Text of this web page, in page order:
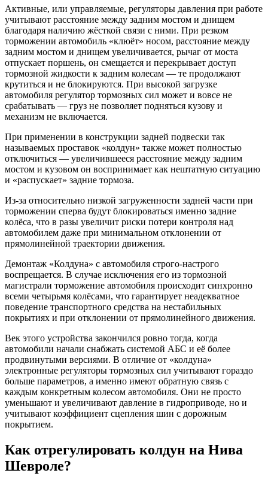
Активные, или управляемые, регуляторы давления при работе
учитывают расстояние между задним мостом и днищем
благодаря наличию жёсткой связи с ними. При резком
торможении автомобиль «клюёт» носом, расстояние между
задним мостом и днищем увеличивается, рычаг от моста
отпускает поршень, он смещается и перекрывает доступ
тормозной жидкости к задним колесам — те продолжают
крутиться и не блокируются. При высокой загрузке
автомобиля регулятор тормозных сил может и вовсе не
срабатывать — груз не позволяет подняться кузову и
механизм не включается.
При применении в конструкции задней подвески так
называемых проставок «колдун» также может полностью
отключиться — увеличившееся расстояние между задним
мостом и кузовом он воспринимает как нештатную ситуацию
и «распускает» задние тормоза.
Из-за относительно низкой загруженности задней части при
торможении сперва будут блокироваться именно задние
колёса, что в разы увеличит риски потери контроля над
автомобилем даже при минимальном отклонении от
прямолинейной траектории движения.
Демонтаж «Колдуна» с автомобиля строго-настрого
воспрещается. В случае исключения его из тормозной
магистрали торможение автомобиля происходит синхронно
всеми четырьмя колёсами, что гарантирует неадекватное
поведение транспортного средства на нестабильных
покрытиях и при отклонении от прямолинейного движения.
Век этого устройства закончился ровно тогда, когда
автомобили начали снабжать системой АБС и её более
продвинутыми версиями. В отличие от «колдуна»
электронные регуляторы тормозных сил учитывают гораздо
больше параметров, а именно имеют обратную связь с
каждым конкретным колесом автомобиля. Они не просто
уменьшают и увеличивают давление в гидроприводе, но и
учитывают коэффициент сцепления шин с дорожным
покрытием.
Как отрегулировать колдун на Нива
Шевроле?